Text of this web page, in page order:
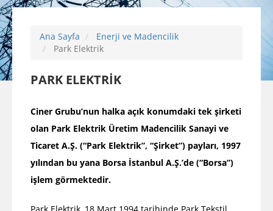
Ana Sayfa
Enerji ve Madencilik
Park Elektrik
PARK ELEKTRİK
Ciner Grubu’nun halka açık konumdaki tek şirketi
olan Park Elektrik Üretim Madencilik Sanayi ve
Ticaret A.Ş. (“Park Elektrik”, “Şirket”) payları, 1997
yılından bu yana Borsa İstanbul A.Ş.’de (“Borsa”)
işlem görmektedir.